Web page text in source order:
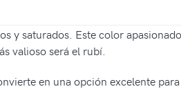
y saturados. Este color
valioso será el rubí.
en una opción excelente